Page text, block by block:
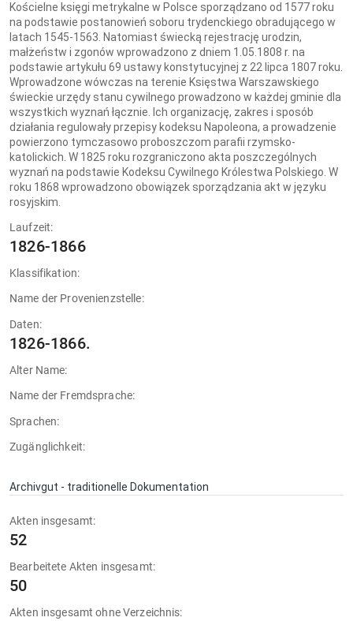
Kościelne księgi metrykalne w Polsce sporządzano od 1577 roku
na podstawie postanowień soboru trydenckiego obradującego w
latach 1545-1563. Natomiast świecką rejestrację urodzin,
małżeństw i zgonów wprowadzono z dniem 1.05.1808 r. na
podstawie artykułu 69 ustawy konstytucyjnej z 22 lipca 1807 roku.
Wprowadzone wówczas na terenie Księstwa Warszawskiego
świeckie urzędy stanu cywilnego prowadzono w każdej gminie dla
wszystkich wyznań łącznie. Ich organizację, zakres i sposób
działania regulowały przepisy kodeksu Napoleona, a prowadzenie
powierzono tymczasowo proboszczom parafii rzymsko-
katolickich. W 1825 roku rozgraniczono akta poszczególnych
wyznań na podstawie Kodeksu Cywilnego Królestwa Polskiego. W
roku 1868 wprowadzono obowiązek sporządzania akt w języku
rosyjskim.
Laufzeit:
1826-1866
Klassifikation:
Name der Provenienzstelle:
Daten:
1826-1866.
Alter Name:
Name der Fremdsprache:
Sprachen:
Zugänglichkeit:
Archivgut - traditionelle Dokumentation
Akten insgesamt:
52
Bearbeitete Akten insgesamt:
50
Akten insgesamt ohne Verzeichnis: